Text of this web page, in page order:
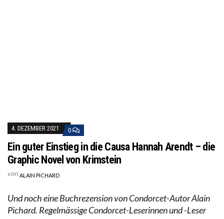
4. DEZEMBER 2021 0
Ein guter Einstieg in die Causa Hannah Arendt – die
Graphic Novel von Krimstein
von ALAIN PICHARD
Und noch eine Buchrezension von Condorcet-Autor Alain
Pichard. Regelmässige Condorcet-Leserinnen und -Leser